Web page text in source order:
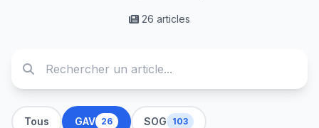
26 articles
Tous GAV 26 SOG 103